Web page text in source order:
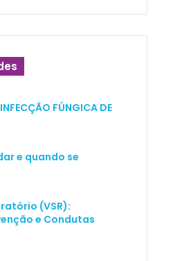
FÚNGICA DE
e quando se
(VSR):
e Condutas